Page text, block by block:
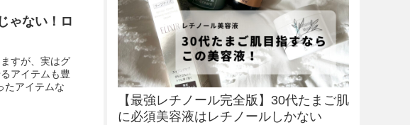
ゃない！ロ
すが、実はグ
アイテムも豊
たアイテムな
【最強レチノール完全版】30代たまご肌
に必須美容液はレチノールしかない